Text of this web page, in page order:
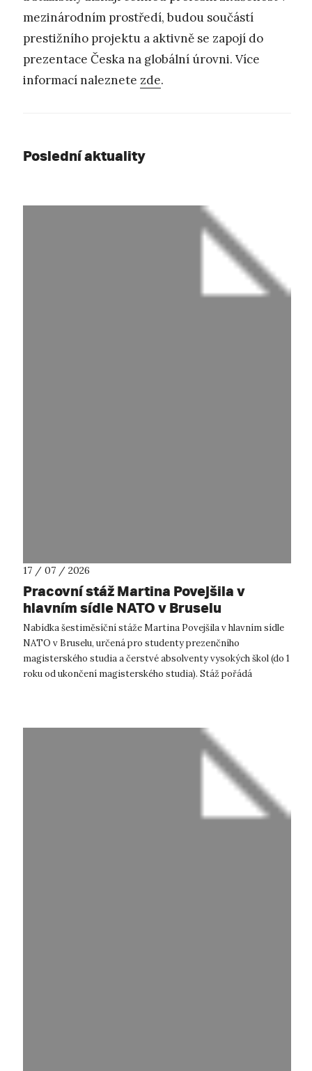
mezinárodním prostředí, budou součástí
prestižního projektu a aktivně se zapojí do
prezentace Česka na globální úrovni. Více
informací naleznete zde.
Poslední aktuality
17 / 07 / 2026
Pracovní stáž Martina Povejšila v
hlavním sídle NATO v Bruselu
Nabídka šestiměsíční stáže Martina Povejšila v hlavním sídle
NATO v Bruselu, určená pro studenty prezenčního
magisterského studia a čerstvé absolventy vysokých škol (do 1
roku od ukončení magisterského studia). Stáž pořádá